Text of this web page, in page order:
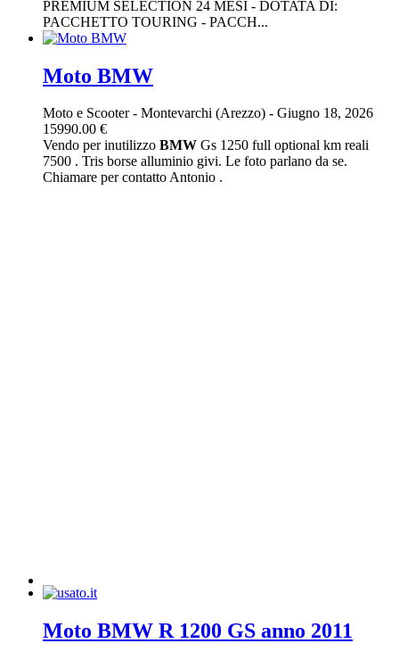
PREMIUM SELECTION 24 MESI - DOTATA DI:
PACCHETTO TOURING - PACCH...
Moto BMW
Moto e Scooter- Montevarchi (Arezzo) - Giugno 18, 2026
15990.00 €
Vendo per inutilizzo BMW Gs 1250 full optional km reali
7500 . Tris borse alluminio givi. Le foto parlano da se.
Chiamare per contatto Antonio .
Moto BMW R 1200 GS anno 2011